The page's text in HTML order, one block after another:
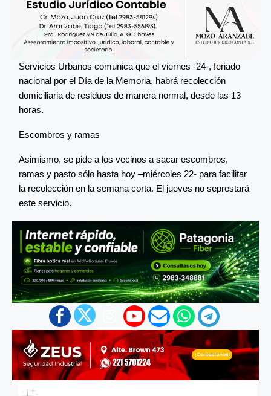
Servicios Urbanos comunica que el viernes -24-, feriado
nacional por el Día de la Memoria, habrá recolección
domiciliaria de residuos de manera normal, desde las 13
horas.
Escombros y ramas
Asimismo, se pide a los vecinos a sacar escombros,
ramas y pasto sólo hasta hoy –miércoles 22- para facilitar
la recolección en la semana corta. El jueves no seprestará
este servicio.